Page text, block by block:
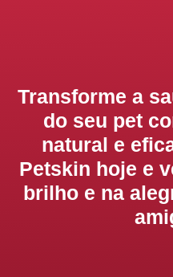
Transforme a
do seu pet
natural e
Petskin hoje e
brilho e na